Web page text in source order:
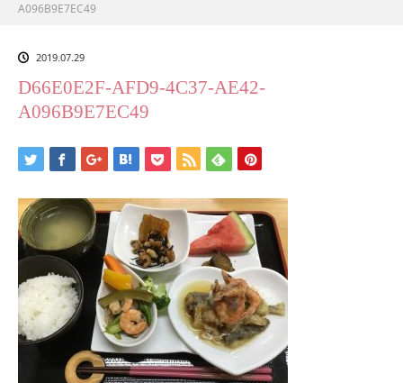
A096B9E7EC49
2019.07.29
D66E0E2F-AFD9-4C37-AE42-
A096B9E7EC49